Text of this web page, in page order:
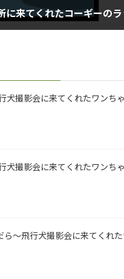
に来てくれたコーギーの
犬撮影会に来てくれたワンち
犬撮影会に来てくれたワンち
ら～飛行犬撮影会に来てくれ